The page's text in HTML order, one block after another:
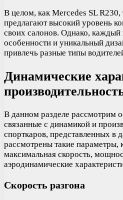
В целом, как Mercedes SL R230,
предлагают высокий уровень
своих салонов. Однако, каждый
особенности и уникальный
привлечь разные типы
Динамические
В данном разделе рассмотрим
связанные с динамикой и
спорткаров, представленных в
рассмотрены такие параметры,
максимальная скорость,
аэродинамические
Скорость разгона